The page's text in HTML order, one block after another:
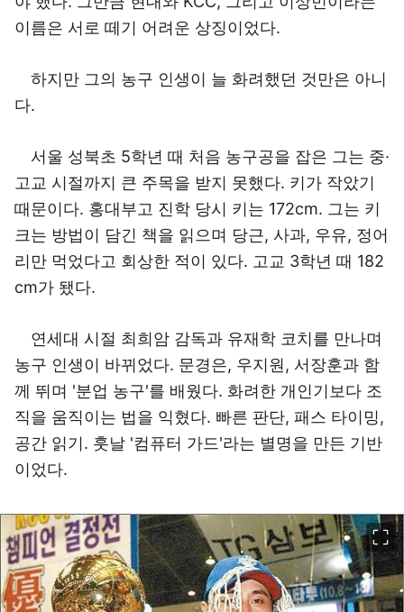
이름은 서로 떼기 어려운 상징이었다.
하지만 그의 농구 인생이 늘 화려했던 것만은 아니
다.
서울 성북초 5학년 때 처음 농구공을 잡은 그는 중·
고교 시절까지 큰 주목을 받지 못했다. 키가 작았기
때문이다. 홍대부고 진학 당시 키는 172cm. 그는 키
크는 방법이 담긴 책을 읽으며 당근, 사과, 우유, 정어
리만 먹었다고 회상한 적이 있다. 고교 3학년 때 182
cm가 됐다.
연세대 시절 최희암 감독과 유재학 코치를 만나며
농구 인생이 바뀌었다. 문경은, 우지원, 서장훈과 함
께 뛰며 '분업 농구'를 배웠다. 화려한 개인기보다 조
직을 움직이는 법을 익혔다. 빠른 판단, 패스 타이밍,
공간 읽기. 훗날 '컴퓨터 가드'라는 별명을 만든 기반
이었다.